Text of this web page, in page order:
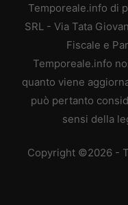
Temporeale.info di
SRL - Via Tata
Fiscale e
Temporeale.info
quanto viene
può pertanto
sensi della
Copyright ©2026 -